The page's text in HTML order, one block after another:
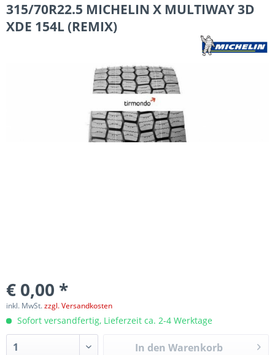
315/70R22.5 MICHELIN X MULTIWAY 3D
XDE 154L (REMIX)
€ 0,00 *
inkl. MwSt.zzgl. Versandkosten
Sofort versandfertig, Lieferzeit ca. 2-4 Werktage
In den Warenkorb